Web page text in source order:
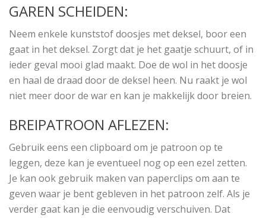
GAREN SCHEIDEN:
Neem enkele kunststof doosjes met deksel, boor een
gaat in het deksel. Zorgt dat je het gaatje schuurt, of in
ieder geval mooi glad maakt. Doe de wol in het doosje
en haal de draad door de deksel heen. Nu raakt je wol
niet meer door de war en kan je makkelijk door breien.
BREIPATROON AFLEZEN:
Gebruik eens een clipboard om je patroon op te
leggen, deze kan je eventueel nog op een ezel zetten.
Je kan ook gebruik maken van paperclips om aan te
geven waar je bent gebleven in het patroon zelf. Als je
verder gaat kan je die eenvoudig verschuiven. Dat